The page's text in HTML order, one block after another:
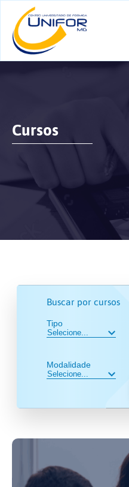
Cursos
Buscar por cursos
Tipo
Modalidade